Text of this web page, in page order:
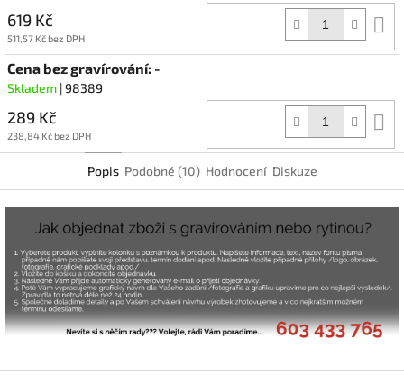
619 Kč
511,57 Kč bez DPH
Cena bez gravírování: -
Skladem | 98389
289 Kč
238,84 Kč bez DPH
Popis Podobné (10) Hodnocení Diskuze